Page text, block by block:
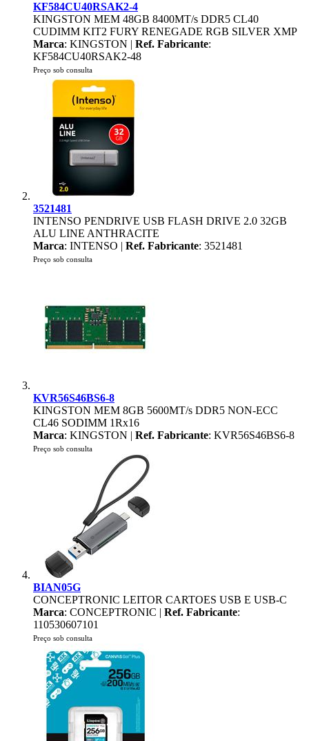
KF584CU40RSAK2-4
KINGSTON MEM 48GB 8400MT/s DDR5 CL40
CUDIMM KIT2 FURY RENEGADE RGB SILVER XMP
Marca: KINGSTON | Ref. Fabricante:
KF584CU40RSAK2-48
Preço sob consulta
3521481
INTENSO PENDRIVE USB FLASH DRIVE 2.0 32GB
ALU LINE ANTHRACITE
Marca: INTENSO | Ref. Fabricante: 3521481
Preço sob consulta
KVR56S46BS6-8
KINGSTON MEM 8GB 5600MT/s DDR5 NON-ECC
CL46 SODIMM 1Rx16
Marca: KINGSTON | Ref. Fabricante: KVR56S46BS6-8
Preço sob consulta
BIAN05G
CONCEPTRONIC LEITOR CARTOES USB E USB-C
Marca: CONCEPTRONIC | Ref. Fabricante:
110530607101
Preço sob consulta